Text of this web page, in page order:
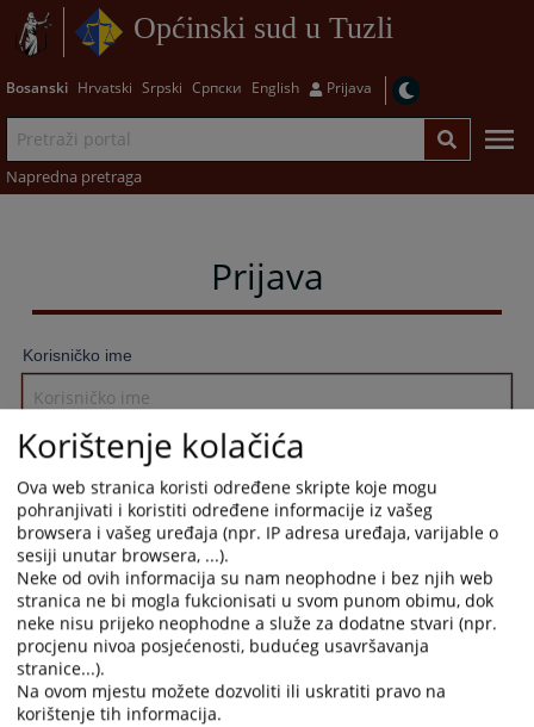
Općinski sud u Tuzli
Bosanski Hrvatski Srpski Српски English Prijava
Napredna pretraga
Prijava
Korisničko ime
Lozinka
Zapamti me
Prijava
Zaboravili ste lozinku?
Želite postati član?
Korištenje kolačića
Ova web stranica koristi određene skripte koje mogu
pohranjivati i koristiti određene informacije iz vašeg
browsera i vašeg uređaja (npr. IP adresa uređaja, varijable o
sesiji unutar browsera, ...).
Neke od ovih informacija su nam neophodne i bez njih web
stranica ne bi mogla fukcionisati u svom punom obimu, dok
neke nisu prijeko neophodne a služe za dodatne stvari (npr.
procjenu nivoa posjećenosti, budućeg usavršavanja
stranice...).
Na ovom mjestu možete dozvoliti ili uskratiti pravo na
korištenje tih informacija.